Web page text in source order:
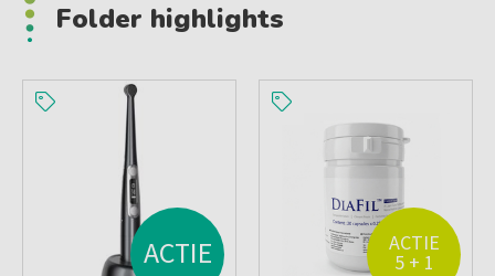
Folder highlights
ACTIE ACTIE
5 + 1